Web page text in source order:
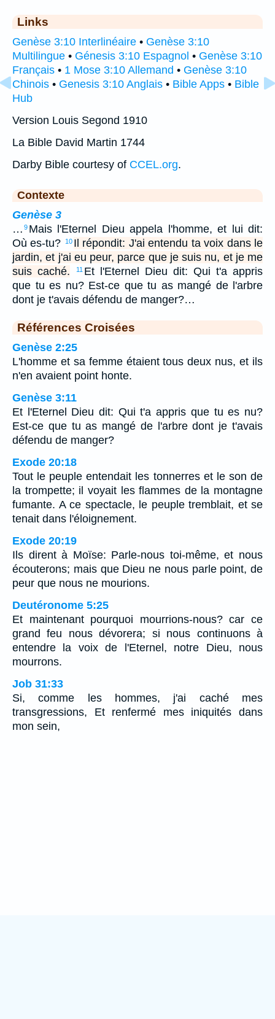
Links
Genèse 3:10 Interlinéaire • Genèse 3:10
Multilingue • Génesis 3:10 Espagnol • Genèse 3:10
Français • 1 Mose 3:10 Allemand • Genèse 3:10
Chinois • Genesis 3:10 Anglais • Bible Apps • Bible
Hub
Version Louis Segond 1910
La Bible David Martin 1744
Darby Bible courtesy of CCEL.org.
Contexte
Genèse 3
… 9 Mais l'Eternel Dieu appela l'homme, et lui dit:
Où es-tu?
10 Il répondit: J'ai entendu ta voix dans le
jardin, et j'ai eu peur, parce que je suis nu, et je me
suis caché.
11 Et l'Eternel Dieu dit: Qui t'a appris
que tu es nu? Est-ce que tu as mangé de l'arbre
dont je t'avais défendu de manger?…
Références Croisées
Genèse 2:25
L'homme et sa femme étaient tous deux nus, et ils
n'en avaient point honte.
Genèse 3:11
Et l'Eternel Dieu dit: Qui t'a appris que tu es nu?
Est-ce que tu as mangé de l'arbre dont je t'avais
défendu de manger?
Exode 20:18
Tout le peuple entendait les tonnerres et le son de
la trompette; il voyait les flammes de la montagne
fumante. A ce spectacle, le peuple tremblait, et se
tenait dans l'éloignement.
Exode 20:19
Ils dirent à Moïse: Parle-nous toi-même, et nous
écouterons; mais que Dieu ne nous parle point, de
peur que nous ne mourions.
Deutéronome 5:25
Et maintenant pourquoi mourrions-nous? car ce
grand feu nous dévorera; si nous continuons à
entendre la voix de l'Eternel, notre Dieu, nous
mourrons.
Job 31:33
Si, comme les hommes, j'ai caché mes
transgressions, Et renfermé mes iniquités dans
mon sein,